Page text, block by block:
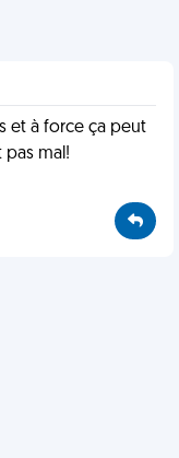
et à force ça peut
mal!